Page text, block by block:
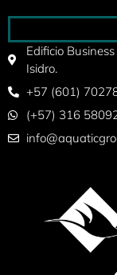
Edificio
Isidro.
+57 (601)
(+57) 316